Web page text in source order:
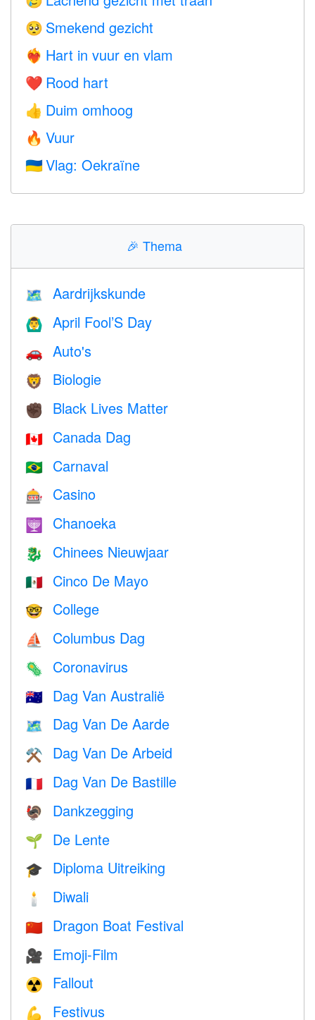
🥺 Smekend gezicht
❤️‍🔥 Hart in vuur en vlam
❤️ Rood hart
👍 Duim omhoog
🔥 Vuur
🇺🇦 Vlag: Oekraïne
🎉 Thema
🗺 Aardrijkskunde
🙆‍♂️ April Fool’S Day
🚗 Auto's
🦁 Biologie
✊🏿 Black Lives Matter
🇨🇦 Canada Dag
🇧🇷 Carnaval
🎰 Casino
🕎 Chanoeka
🐉 Chinees Nieuwjaar
🇲🇽 Cinco De Mayo
🤓 College
⛵️ Columbus Dag
🦠 Coronavirus
🇦🇺 Dag Van Australië
🗺️ Dag Van De Aarde
⚒️ Dag Van De Arbeid
🇫🇷 Dag Van De Bastille
🦃 Dankzegging
🌱 De Lente
🎓 Diploma Uitreiking
🕯 Diwali
🇨🇳 Dragon Boat Festival
🎥 Emoji-Film
☢️ Fallout
💪 Festivus